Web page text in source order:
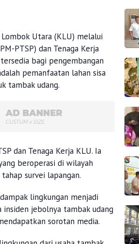
Utara (KLU) melalui
PTSP) dan Tenaga Kerja
bagi pengembangan
pemanfaatan lahan sisa
tambak udang.
dan Tenaga Kerja KLU. Ia
beroperasi di wilayah
survei lapangan.
lingkungan menjadi
jebolnya tambak udang
sorotan media.